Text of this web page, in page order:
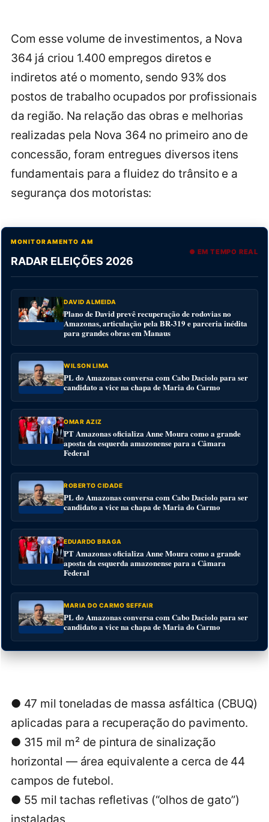
Com esse volume de investimentos, a Nova
364 já criou 1.400 empregos diretos e
indiretos até o momento, sendo 93% dos
postos de trabalho ocupados por profissionais
da região. Na relação das obras e melhorias
realizadas pela Nova 364 no primeiro ano de
concessão, foram entregues diversos itens
fundamentais para a fluidez do trânsito e a
segurança dos motoristas:
MONITORAMENTO AM
RADAR ELEIÇÕES 2026
● EM TEMPO REAL
DAVID ALMEIDA
Plano de David prevê recuperação de rodovias no
Amazonas, articulação pela BR-319 e parceria inédita
para grandes obras em Manaus
WILSON LIMA
PL do Amazonas conversa com Cabo Daciolo para ser
candidato a vice na chapa de Maria do Carmo
OMAR AZIZ
PT Amazonas oficializa Anne Moura como a grande
aposta da esquerda amazonense para a Câmara
Federal
ROBERTO CIDADE
PL do Amazonas conversa com Cabo Daciolo para ser
candidato a vice na chapa de Maria do Carmo
EDUARDO BRAGA
PT Amazonas oficializa Anne Moura como a grande
aposta da esquerda amazonense para a Câmara
Federal
MARIA DO CARMO SEFFAIR
PL do Amazonas conversa com Cabo Daciolo para ser
candidato a vice na chapa de Maria do Carmo
● 47 mil toneladas de massa asfáltica (CBUQ)
aplicadas para a recuperação do pavimento.
● 315 mil m² de pintura de sinalização
horizontal — área equivalente a cerca de 44
campos de futebol.
● 55 mil tachas refletivas (“olhos de gato”)
instaladas